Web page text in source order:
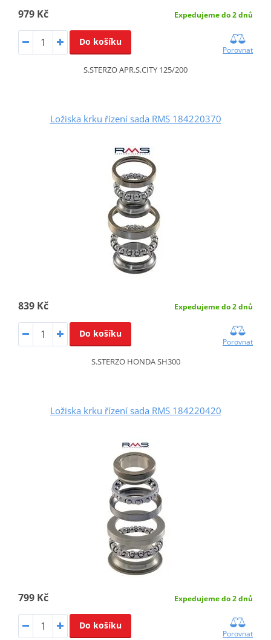
979 Kč Expedujeme do 2 dnů
Do košíku
Porovnat
S.STERZO APR.S.CITY 125/200
Ložiska krku řízení sada RMS 184220370
839 Kč Expedujeme do 2 dnů
Do košíku
Porovnat
S.STERZO HONDA SH300
Ložiska krku řízení sada RMS 184220420
799 Kč Expedujeme do 2 dnů
Do košíku
Porovnat